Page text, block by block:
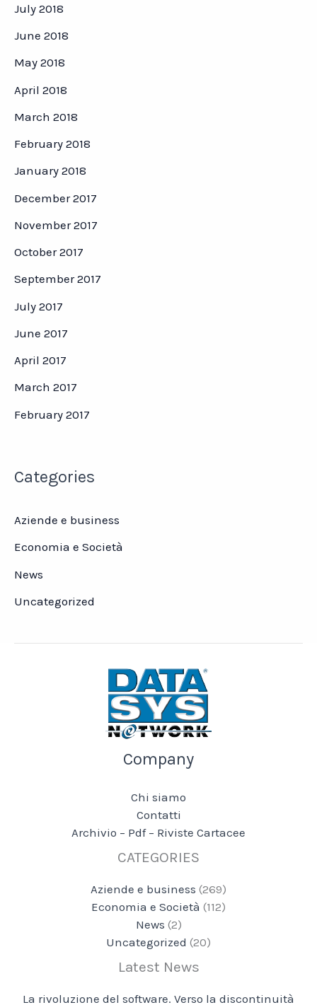
July 2018
June 2018
May 2018
April 2018
March 2018
February 2018
January 2018
December 2017
November 2017
October 2017
September 2017
July 2017
June 2017
April 2017
March 2017
February 2017
Categories
Aziende e business
Economia e Società
News
Uncategorized
Company
Chi siamo
Contatti
Archivio – Pdf – Riviste Cartacee
CATEGORIES
Aziende e business (269)
Economia e Società (112)
News (2)
Uncategorized (20)
Latest News
La rivoluzione del software. Verso la discontinuità